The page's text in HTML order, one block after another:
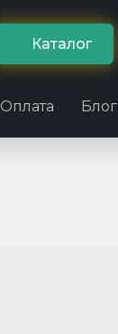
Каталог
Оплата Блог